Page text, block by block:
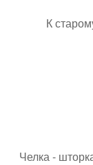
К
Челка -